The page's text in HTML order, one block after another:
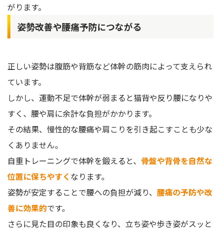
がります。
姿勢改善や腰痛予防につながる
正しい姿勢は腹筋や背筋など体幹の筋肉によって支えられ
ています。
しかし、運動不足で体幹が弱まると猫背や反り腰になりや
すく、腰や肩に余計な負担がかかります。
その結果、慢性的な腰痛や肩こりを引き起こすことも少な
くありません。
自重トレーニングで体幹を鍛えると、 骨盤や背骨を自然な
位置に保ちやすく なります。
姿勢が安定することで腰への負担が減り、 腰痛の予防や改
善に効果的です。
さらに見た目の印象も良くなり、立ち姿や歩き姿がスッと